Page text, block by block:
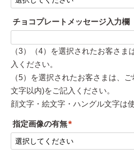
必
須
チョコプレートメッセージ入力欄
（3）（4）を選択されたお客さま
入ください。
（5）を選択されたお客さまは、
文字以内)をご記入ください。
顔文字・絵文字・ハングル文字は
指定画像の有無